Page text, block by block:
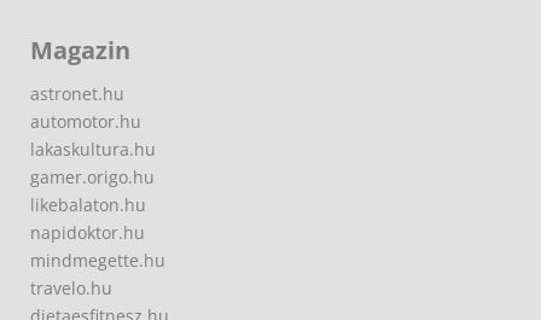
Magazin
astronet.hu
automotor.hu
lakaskultura.hu
gamer.origo.hu
likebalaton.hu
napidoktor.hu
mindmegette.hu
travelo.hu